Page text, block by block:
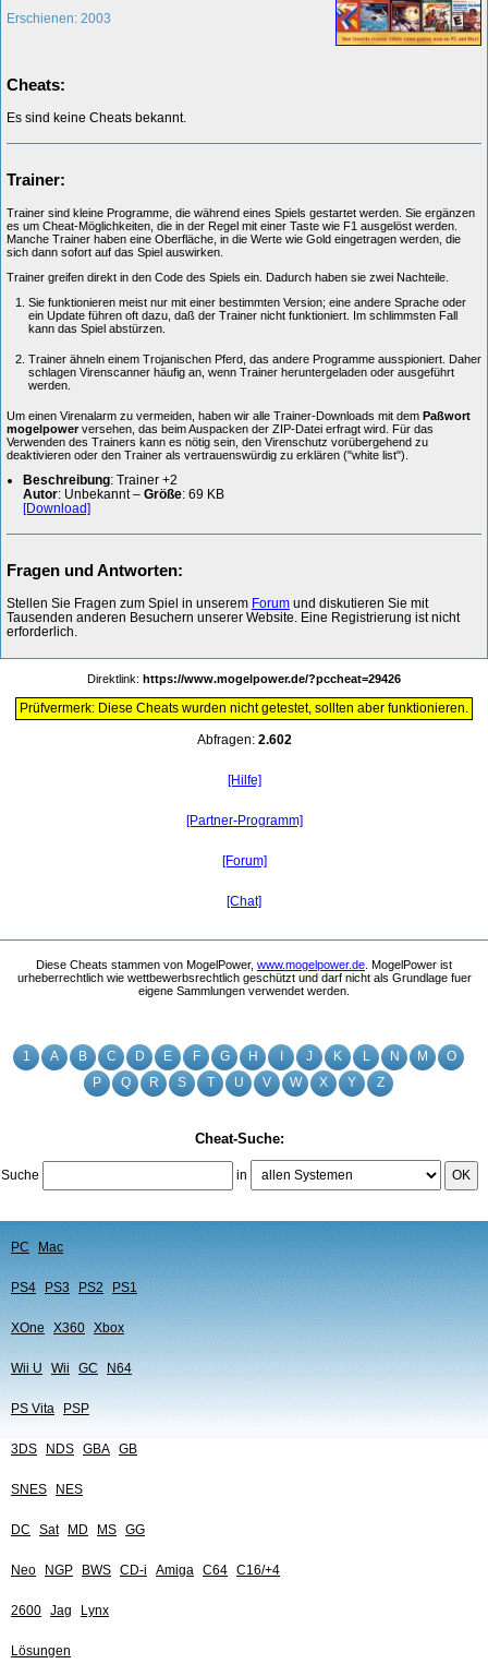
1 A B C D E F G H J K L N M
O
P
Q R S T U V W X Y Z
Cheat-Suche:
Suche in OK
PC Mac
PS4 PS3 PS2 PS1
XOne X360 Xbox
Wii U Wii GC N64
PS Vita PSP
3DS NDS GBA GB
SNES NES
DC Sat MD MS GG
Neo NGP BWS CD-i Amiga C64 C16/+4
2600 Jag Lynx
Lösungen
Erschienen: 2003
Cheats:
Es sind keine Cheats bekannt.
Trainer:
Trainer sind kleine Programme, die während eines Spiels gestartet werden. Sie ergänzen
es um Cheat-Möglichkeiten, die in der Regel mit einer Taste wie F1 ausgelöst werden.
Manche Trainer haben eine Oberfläche, in die Werte wie Gold eingetragen werden, die
sich dann sofort auf das Spiel auswirken.
Trainer greifen direkt in den Code des Spiels ein. Dadurch haben sie zwei Nachteile.
Sie funktionieren meist nur mit einer bestimmten Version; eine andere Sprache oder
ein Update führen oft dazu, daß der Trainer nicht funktioniert. Im schlimmsten Fall
kann das Spiel abstürzen.
Trainer ähneln einem Trojanischen Pferd, das andere Programme ausspioniert. Daher
schlagen Virenscanner häufig an, wenn Trainer heruntergeladen oder ausgeführt
werden.
Um einen Virenalarm zu vermeiden, haben wir alle Trainer-Downloads mit dem Paßwort
mogelpowerversehen, das beim Auspacken der ZIP-Datei erfragt wird. Für das
Verwenden des Trainers kann es nötig sein, den Virenschutz vorübergehend zu
deaktivieren oder den Trainer als vertrauenswürdig zu erklären ("white list").
Beschreibung: Trainer +2
Autor: Unbekannt – Größe: 69 KB
[Download]
Fragen und Antworten:
Stellen Sie Fragen zum Spiel in unserem Forum und diskutieren Sie mit
Tausenden anderen Besuchern unserer Website. Eine Registrierung ist nicht
erforderlich.
Direktlink: https://www.mogelpower.de/?pccheat=29426
Prüfvermerk: Diese Cheats wurden nicht getestet, sollten aber funktionieren.
Abfragen: 2.602
[Hilfe]
[Partner-Programm]
[Forum]
[Chat]
Diese Cheats stammen von MogelPower, www.mogelpower.de . MogelPower ist
urheberrechtlich wie wettbewerbsrechtlich geschützt und darf nicht als Grundlage fuer
eigene Sammlungen verwendet werden.